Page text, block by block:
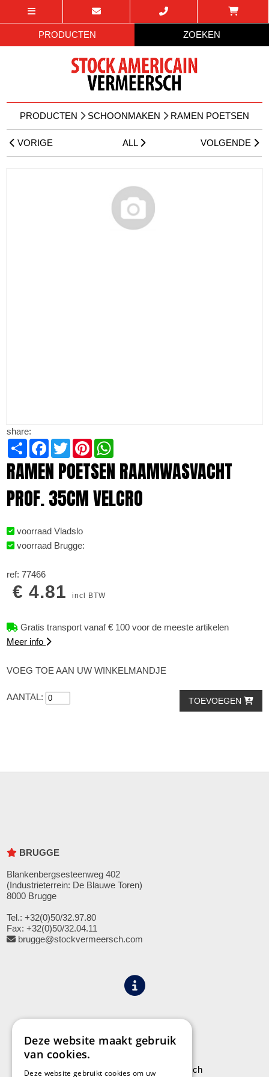
PRODUCTEN ZOEKEN
PRODUCTEN SCHOONMAKEN RAMEN POETSEN
VORIGE ALL VOLGENDE
share:
Share Facebook
TwitterPinterest
RAMEN POETSEN RAAMWASVACHT
PROF. 35CM VELCRO
voorraad Vladslo
voorraad Brugge:
ref: 77466
€ 4.81incl BTW
Gratis transport vanaf € 100 voor de meeste artikelen
Meer info
VOEG TOE AAN UW WINKELMANDJE
AANTAL: TOEVOEGEN
BRUGGE
Blankenbergsesteenweg 402
(Industrieterrein: De Blauwe Toren)
8000 Brugge
Tel.: +32(0)50/32.97.80
Fax: +32(0)50/32.04.11
brugge@stockvermeersch.com
Leveringen aan Stock Vermeersch
Deze website maakt gebruik
van cookies.
Deze website gebruikt cookies om uw